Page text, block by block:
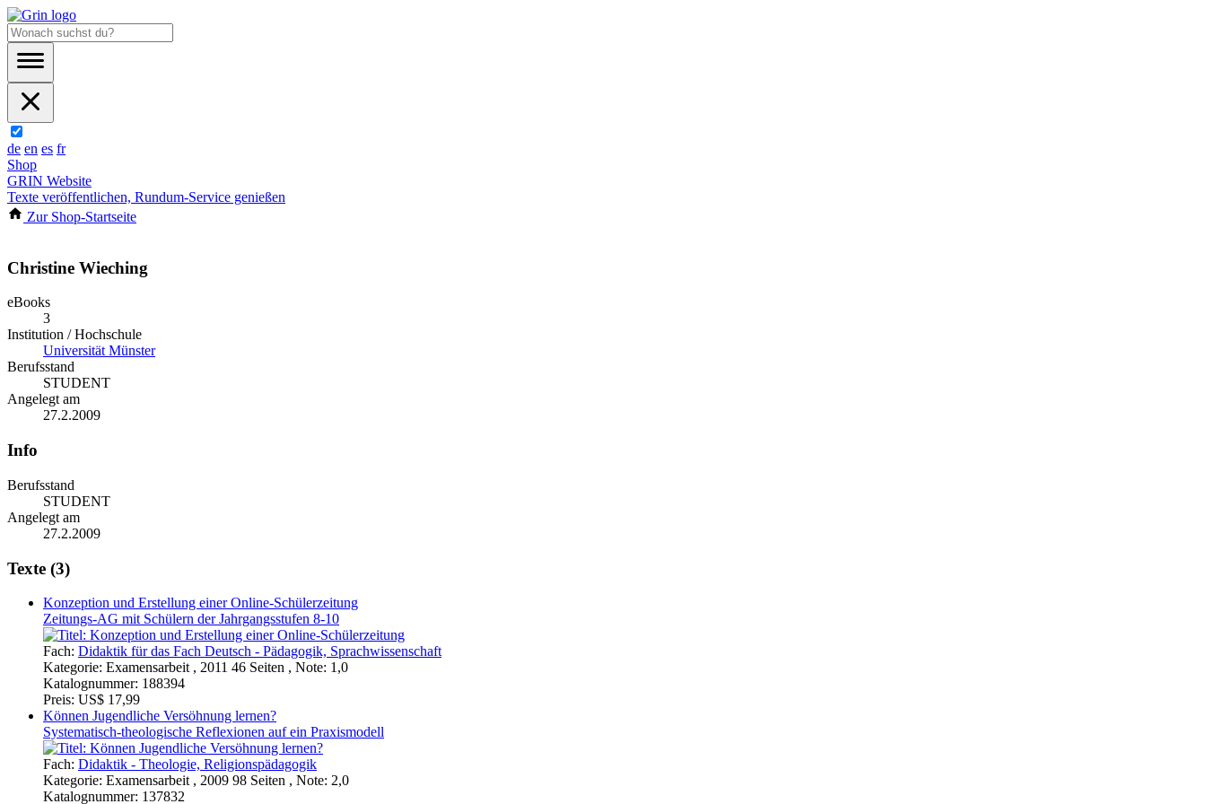
de en es fr
Shop
GRIN Website
Texte veröffentlichen, Rundum-Service genießen
Zur Shop-Startseite
Christine Wieching
eBooks
3
Institution / Hochschule
Universität Münster
Berufsstand
STUDENT
Angelegt am
27.2.2009
Info
Berufsstand
STUDENT
Angelegt am
27.2.2009
Texte (3)
Konzeption und Erstellung einer Online-Schülerzeitung
Zeitungs-AG mit Schülern der Jahrgangsstufen 8-10
Fach: Didaktik für das Fach Deutsch - Pädagogik, Sprachwissenschaft
Kategorie: Examensarbeit , 2011 46 Seiten , Note: 1,0
Katalognummer: 188394
Preis: US$ 17,99
Können Jugendliche Versöhnung lernen?
Systematisch-theologische Reflexionen auf ein Praxismodell
Fach: Didaktik - Theologie, Religionspädagogik
Kategorie: Examensarbeit , 2009 98 Seiten , Note: 2,0
Katalognummer: 137832